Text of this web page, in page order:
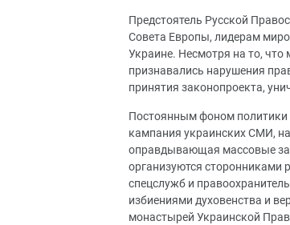
Предстоятель Русской
Совета Европы, лидерам
Украине. Несмотря на то,
признавались нарушения
принятия законопроекта,
Постоянным фоном политики
кампания украинских СМИ,
оправдывающая массовые
организуются сторонниками
спецслужб и
избиениями духовенства и
монастырей Украинской